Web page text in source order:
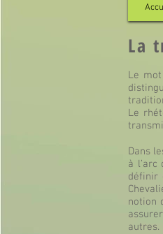
La
Le
Le
Dans
à
définir
notion
autres.